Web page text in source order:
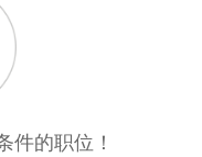
件的职位！